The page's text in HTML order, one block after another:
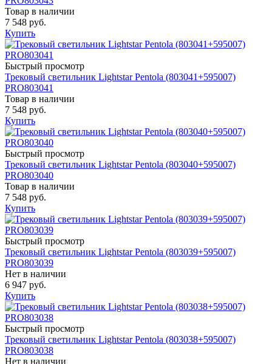
Товар в наличии
7 548 руб.
Купить
Быстрый просмотр
Трековый светильник Lightstar Pentola (803041+595007)
PRO803041
Товар в наличии
7 548 руб.
Купить
Быстрый просмотр
Трековый светильник Lightstar Pentola (803040+595007)
PRO803040
Товар в наличии
7 548 руб.
Купить
Быстрый просмотр
Трековый светильник Lightstar Pentola (803039+595007)
PRO803039
Нет в наличии
6 947 руб.
Купить
Быстрый просмотр
Трековый светильник Lightstar Pentola (803038+595007)
PRO803038
Нет в наличии